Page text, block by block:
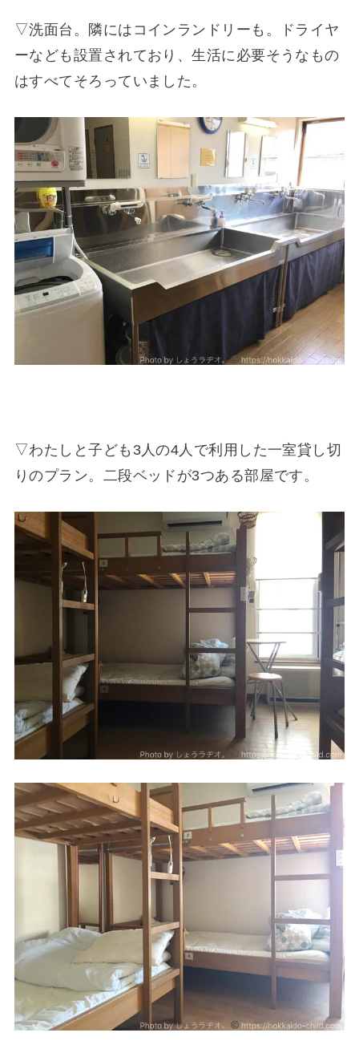
▽洗面台。隣にはコインランドリーも。ドライヤ
ーなども設置されており、生活に必要そうなもの
はすべてそろっていました。
▽わたしと子ども3人の4人で利用した一室貸し切
りのプラン。二段ベッドが3つある部屋です。